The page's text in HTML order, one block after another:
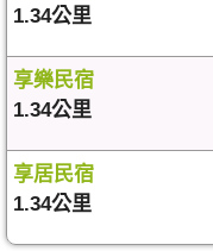
1.34公里
享樂民宿
1.34公里
享居民宿
1.34公里